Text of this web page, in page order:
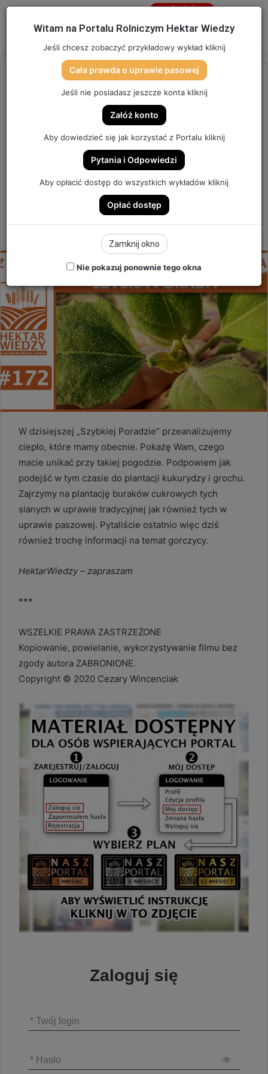
Menu
Jesteś
Strona główna/OSTATNIO DODANE
Z MOKREGO KWIETNIA DO
SUCHEGO MAJA! | SZYBKA
PORADA #172
SZYBKA PORADA #172
an
W dzisiejszej „Szybkiej Poradzie” przeanalizujemy
ciepło, które mamy obecnie. Pokażę Wam, czego
macie unikać przy takiej pogodzie. Podpowiem jak
podejść w tym czasie do plantacji kukurydzy i grochu.
Zajrzymy na plantację buraków cukrowych tych
sianych w uprawie tradycyjnej jak również tych w
uprawie paszowej. Pytaliście ostatnio więc dziś
również trochę informacji na temat gorczycy.
HektarWiedzy – zapraszam
***
WSZELKIE PRAWA ZASTRZEŻONE
Kopiowanie, powielanie, wykorzystywanie filmu bez
zgody autora ZABRONIONE.
Copyright © 2020 Cezary Wincenciak
Zaloguj się
* Twój login
* Hasło
Witam na Portalu Rolniczym Hektar Wiedzy
Jeśli chcesz zobaczyć przykładowy wykład kliknij
Cała prawda o uprawie pasowej
Jeśli nie posiadasz jeszcze konta kliknij
Załóż konto
Aby dowiedzieć się jak korzystać z Portalu kliknij
Pytania i Odpowiedzi
Aby opłacić dostęp do wszystkich wykładów kliknij
Opłać dostęp
Zamknij okno
Nie pokazuj ponownie tego okna